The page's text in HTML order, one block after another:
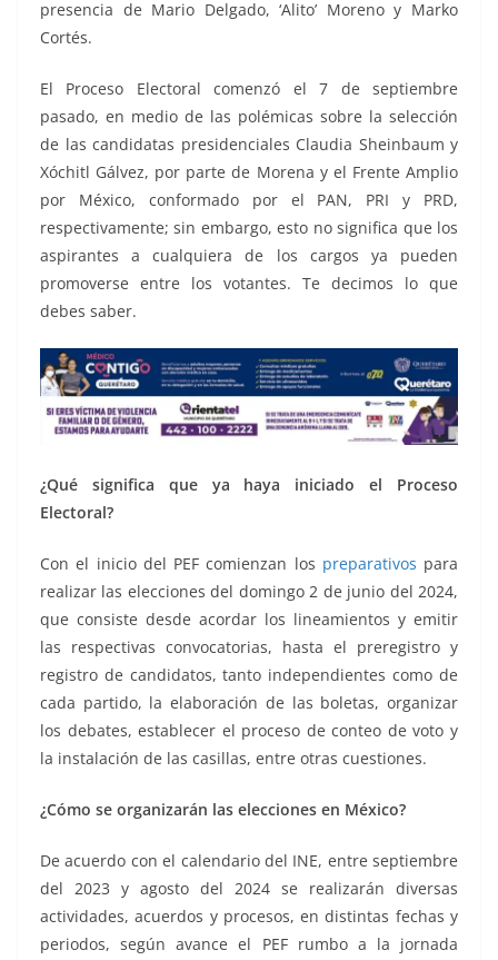
presencia de Mario Delgado, ‘Alito’ Moreno y Marko
Cortés.
El Proceso Electoral comenzó el 7 de septiembre
pasado, en medio de las polémicas sobre la selección
de las candidatas presidenciales Claudia Sheinbaum y
Xóchitl Gálvez, por parte de Morena y el Frente Amplio
por México, conformado por el PAN, PRI y PRD,
respectivamente; sin embargo, esto no significa que los
aspirantes a cualquiera de los cargos ya pueden
promoverse entre los votantes. Te decimos lo que
debes saber.
¿Qué significa que ya haya iniciado el Proceso
Electoral?
Con el inicio del PEF comienzan los preparativos para
realizar las elecciones del domingo 2 de junio del 2024,
que consiste desde acordar los lineamientos y emitir
las respectivas convocatorias, hasta el preregistro y
registro de candidatos, tanto independientes como de
cada partido, la elaboración de las boletas, organizar
los debates, establecer el proceso de conteo de voto y
la instalación de las casillas, entre otras cuestiones.
¿Cómo se organizarán las elecciones en México?
De acuerdo con el calendario del INE, entre septiembre
del 2023 y agosto del 2024 se realizarán diversas
actividades, acuerdos y procesos, en distintas fechas y
periodos, según avance el PEF rumbo a la jornada